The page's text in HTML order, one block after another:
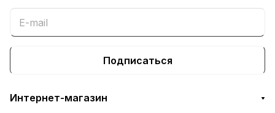
Подписаться
Интернет-магазин